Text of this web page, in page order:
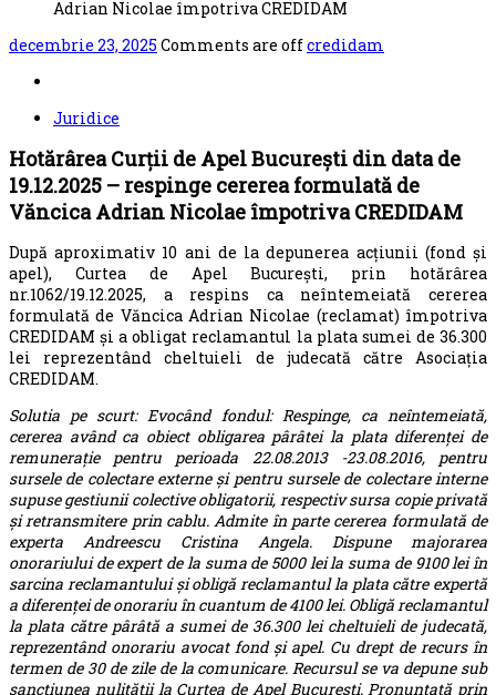
Adrian Nicolae împotriva CREDIDAM
decembrie 23, 2025 Comments are offcredidam
Juridice
Hotărârea Curții de Apel București din data de
19.12.2025 – respinge cererea formulată de
Văncica Adrian Nicolae împotriva CREDIDAM
După aproximativ 10 ani de la depunerea acțiunii (fond și
apel), Curtea de Apel București, prin hotărârea
nr.1062/19.12.2025, a respins ca neîntemeiată cererea
formulată de Văncica Adrian Nicolae (reclamat) împotriva
CREDIDAM și a obligat reclamantul la plata sumei de 36.300
lei reprezentând cheltuieli de judecată către Asociația
CREDIDAM.
Solutia pe scurt: Evocând fondul: Respinge, ca neîntemeiată,
cererea având ca obiect obligarea pârâtei la plata diferenţei de
remuneraţie pentru perioada 22.08.2013 -23.08.2016, pentru
sursele de colectare externe şi pentru sursele de colectare interne
supuse gestiunii colective obligatorii, respectiv sursa copie privată
şi retransmitere prin cablu. Admite în parte cererea formulată de
experta Andreescu Cristina Angela. Dispune majorarea
onorariului de expert de la suma de 5000 lei la suma de 9100 lei în
sarcina reclamantului şi obligă reclamantul la plata către expertă
a diferenţei de onorariu în cuantum de 4100 lei. Obligă reclamantul
la plata către pârâtă a sumei de 36.300 lei cheltuieli de judecată,
reprezentând onorariu avocat fond şi apel. Cu drept de recurs în
termen de 30 de zile de la comunicare. Recursul se va depune sub
sancţiunea nulităţii la Curtea de Apel Bucuresti. Pronunţată prin